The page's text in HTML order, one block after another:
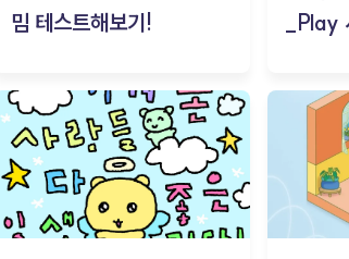
밈 테스트해보기!
_Play